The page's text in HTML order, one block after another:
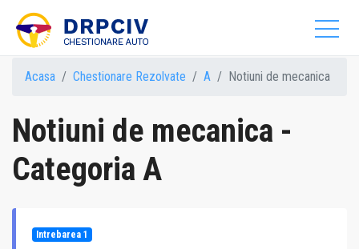
Acasa Chestionare Rezolvate A Notiuni de mecanica
Notiuni de mecanica -
Categoria A
Intrebarea 1